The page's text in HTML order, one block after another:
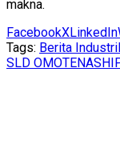
makna.
FacebookXLinkedIn
Tags: Berita Industri
SLD OMOTENASHI